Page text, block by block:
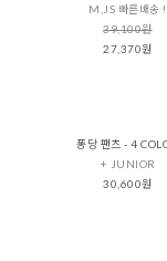
M,JS 빠른배송 !
39,100원
27,370원
퐁당 팬츠 - 4
+ JUNIOR
30,600원